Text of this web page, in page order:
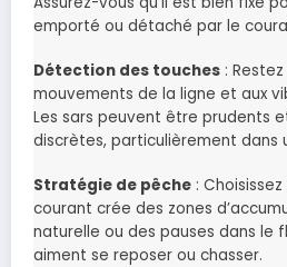
emporté ou détaché par le
Détection des touches :
mouvements de la ligne et aux
Les sars peuvent être prudents
discrètes, particulièrement dans
Stratégie de pêche :
courant crée des zones
naturelle ou des pauses dans le
aiment se reposer ou chasser.